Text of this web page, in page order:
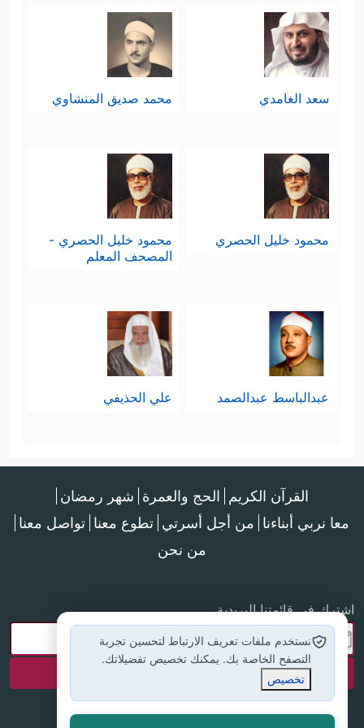
لَرَاۤدُّكَ إِلَىٰ مَعَادࣲۚ قُل رَّبِّیۤ أَعۡلَمُ مَن جَاۤءَ بِٱلۡهُدَىٰ وَمَنۡ
هُوَ فِی ضَلَـٰلࣲ مُّبِینࣲ﴾
تاسعًا: يؤكِّد القرآن الاصطفاء الإلهي
لهذا النبيِّ الكريم
، وأن الله خصَّه بهذا
القرآن على غير تطلُّع منه ولا تشوُّف
﴿وَمَا كُنتَ تَرۡجُوۤاْ أَن یُلۡقَىٰۤ إِلَیۡكَ ٱلۡكِتَـٰبُ إِلَّا رَحۡمَةࣰ
مِّن رَّبِّكَۖ فَلَا تَكُونَنَّ ظَهِیرࣰا لِّلۡكَـٰفِرِینَ﴾
بثلاث وصايا - وإن جاءت صيغةُ الخطاب
لرسول الله
خاصَّة -، وهي:
- التمايُز عن أهل الكفر والضلال، وعدم
ظَهِیرࣰا لِّلۡكَـٰفِرِینَ﴾،﴿وَلَا تَكُونَنَّ مِنَ ٱلۡمُشۡرِكِینَ﴾.
- الدعوة إلى الحق، وعدم الاكتِفاء
بالعزلة عن الباطل؛ إذ بين الحق والباطل
رَبِّكَۖ﴾.
- الثبات على عقيدة الحق، عقيدة
التوحيد الخالص ﴿وَلَا تَدۡعُ مَعَ ٱللَّهِ إِلَـٰهًا ءَاخَرَۘ لَاۤ
سعد الغامدي محمد صديق المنشاوي
محمود خليل الحصري
محمود خليل الحصري -
المصحف المعلم
عبدالباسط عبدالصمد علي الحذيفي
القرآن الكريم الحج والعمرة شهر رمضان
معا نربي أبناءنا من أجل أسرتي تطوع معنا تواصل معنا
من نحن
اشترك في قائمتنا البريدية
نستخدم ملفات تعريف الارتباط لتحسين تجربة
التصفح الخاصة بك. يمكنك تخصيص تفضيلاتك.
تخصيص